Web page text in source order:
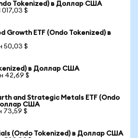
Tokenized) в Доллар США
017,03 $
Growth ETF (Ondo Tokenized) в
50,03 $
в Доллар США
42,69 $
and Strategic Metals ETF (Ondo
США
73,59 $
(Ondo Tokenized) в Доллар США